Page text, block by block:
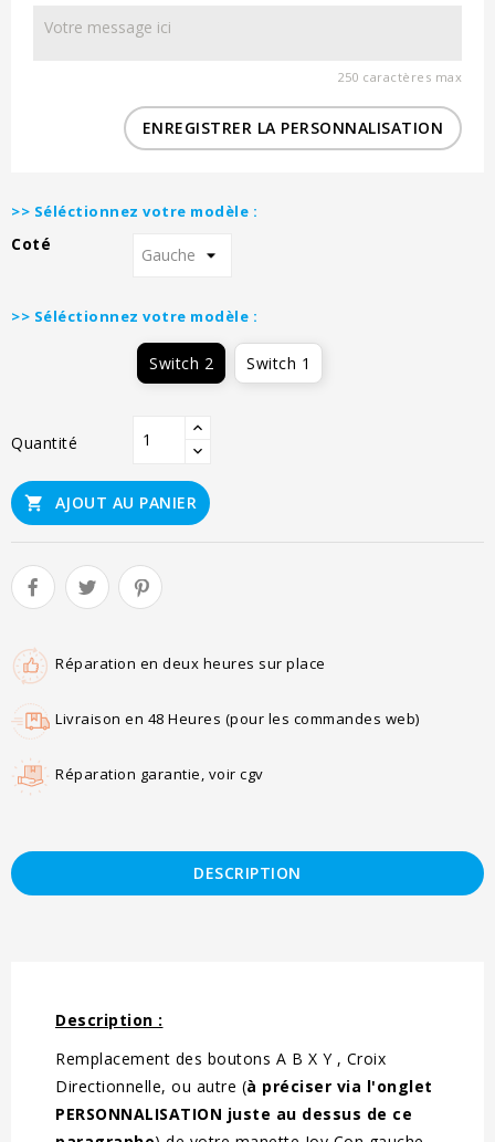
250 caractères max
ENREGISTRER LA PERSONNALISATION
>> Séléctionnez votre modèle :
Coté
>> Séléctionnez votre modèle :
Switch 2 Switch 1
Quantité
 AJOUT AU PANIER
Réparation en deux heures sur place
Livraison en 48 Heures (pour les commandes web)
Réparation garantie, voir cgv
DESCRIPTION
Description :
Remplacement des boutons A B X Y , Croix
Directionnelle, ou autre (à préciser via l'onglet
PERSONNALISATION juste au dessus de ce